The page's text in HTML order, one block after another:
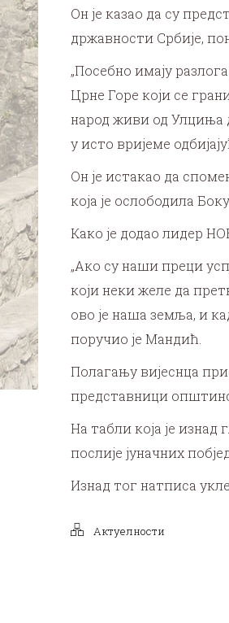
Он је казао да су
државности Србије,
„Посебно имају
Црне Горе који се
народ живи од Улциња
у исто вријеме
Он је истакао да
која је ослободила
Како је додао лидер
„Ако су наши преци
који неки желе да
ово је наша земља, и
поручио је Мандић.
Полагању вијеснца
представници
На табли која је изнад
послије јуначних
Изнад тог натписа
Актуелности